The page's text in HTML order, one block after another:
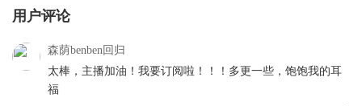
用户评论
森荫benben回归
太棒，主播加油！我要订阅啦！！！多更一些，饱饱我的耳
福